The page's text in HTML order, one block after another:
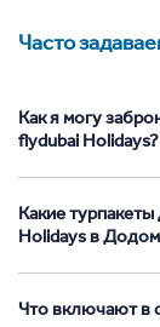
Часто
Как я могу
flydubai Holidays?
Какие
Holidays в
Что включают в